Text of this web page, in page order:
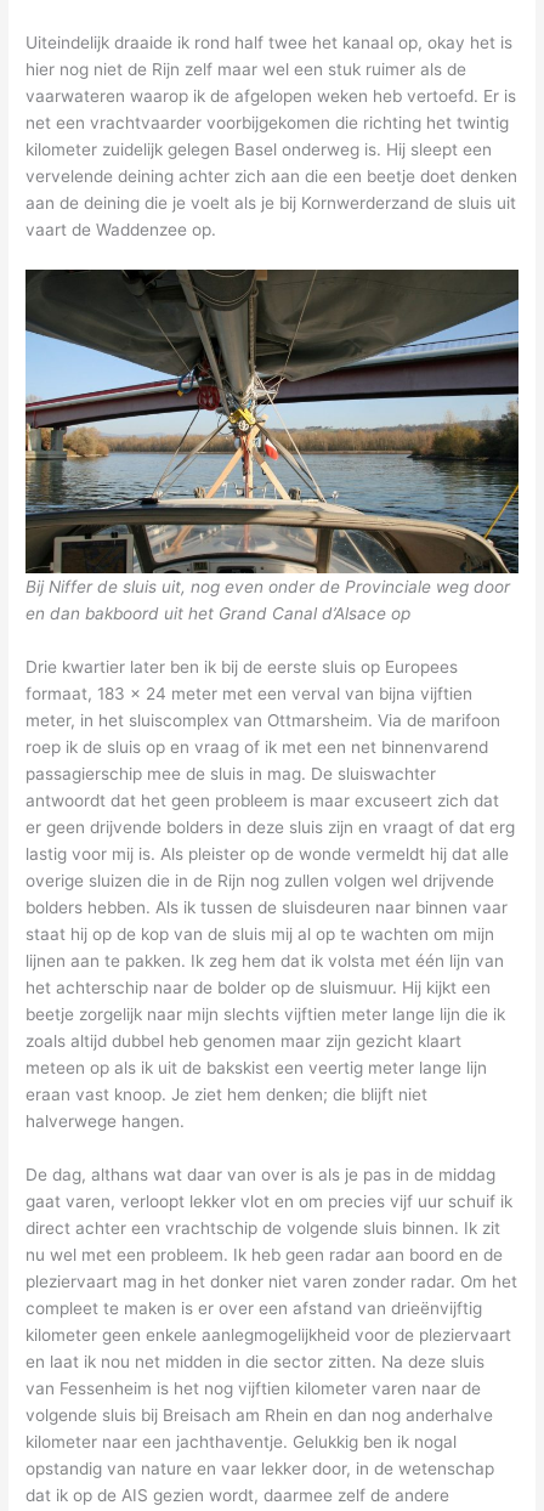
Uiteindelijk draaide ik rond half twee het kanaal op, okay het is
hier nog niet de Rijn zelf maar wel een stuk ruimer als de
vaarwateren waarop ik de afgelopen weken heb vertoefd. Er is
net een vrachtvaarder voorbijgekomen die richting het twintig
kilometer zuidelijk gelegen Basel onderweg is. Hij sleept een
vervelende deining achter zich aan die een beetje doet denken
aan de deining die je voelt als je bij Kornwerderzand de sluis uit
vaart de Waddenzee op.
Bij Niffer de sluis uit, nog even onder de Provinciale weg door
en dan bakboord uit het Grand Canal d’Alsace op
Drie kwartier later ben ik bij de eerste sluis op Europees
formaat, 183 x 24 meter met een verval van bijna vijftien
meter, in het sluiscomplex van Ottmarsheim. Via de marifoon
roep ik de sluis op en vraag of ik met een net binnenvarend
passagierschip mee de sluis in mag. De sluiswachter
antwoordt dat het geen probleem is maar excuseert zich dat
er geen drijvende bolders in deze sluis zijn en vraagt of dat erg
lastig voor mij is. Als pleister op de wonde vermeldt hij dat alle
overige sluizen die in de Rijn nog zullen volgen wel drijvende
bolders hebben. Als ik tussen de sluisdeuren naar binnen vaar
staat hij op de kop van de sluis mij al op te wachten om mijn
lijnen aan te pakken. Ik zeg hem dat ik volsta met één lijn van
het achterschip naar de bolder op de sluismuur. Hij kijkt een
beetje zorgelijk naar mijn slechts vijftien meter lange lijn die ik
zoals altijd dubbel heb genomen maar zijn gezicht klaart
meteen op als ik uit de bakskist een veertig meter lange lijn
eraan vast knoop. Je ziet hem denken; die blijft niet
halverwege hangen.
De dag, althans wat daar van over is als je pas in de middag
gaat varen, verloopt lekker vlot en om precies vijf uur schuif ik
direct achter een vrachtschip de volgende sluis binnen. Ik zit
nu wel met een probleem. Ik heb geen radar aan boord en de
pleziervaart mag in het donker niet varen zonder radar. Om het
compleet te maken is er over een afstand van drieënvijftig
kilometer geen enkele aanlegmogelijkheid voor de pleziervaart
en laat ik nou net midden in die sector zitten. Na deze sluis
van Fessenheim is het nog vijftien kilometer varen naar de
volgende sluis bij Breisach am Rhein en dan nog anderhalve
kilometer naar een jachthaventje. Gelukkig ben ik nogal
opstandig van nature en vaar lekker door, in de wetenschap
dat ik op de AIS gezien wordt, daarmee zelf de andere